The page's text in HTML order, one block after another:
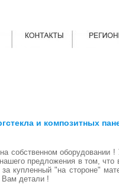
и композитных
собственном оборудовании !
предложения в том,
за купленный "на стороне"
Вам детали !